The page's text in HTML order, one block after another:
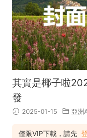
其實是椰子啦
發
2025-01-15 亞洲
僅限VIP下載，請先